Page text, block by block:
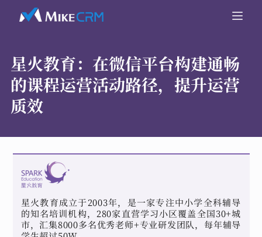
星火教育： 在微信平台构建通畅
的课程运营活动路径，提升运营
质效
星火教育成立于2003年，是一家专注中小学全科辅导
的知名培训机构，280家直营学习小区覆盖全国30+城
市，汇集8000多名优秀老师+专业研发团队，每年辅导